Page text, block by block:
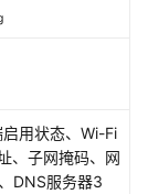
用状态、Wi-Fi
、子网掩码、网
DNS服务器3